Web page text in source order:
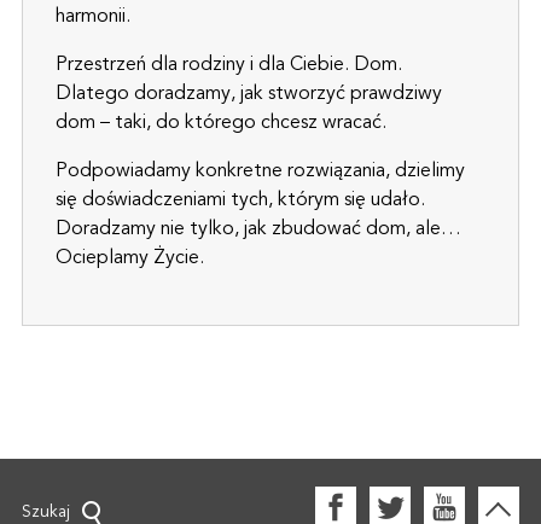
harmonii.
Przestrzeń dla rodziny i dla Ciebie. Dom.
Dlatego doradzamy, jak stworzyć prawdziwy
dom – taki, do którego chcesz wracać.
Podpowiadamy konkretne rozwiązania, dzielimy
się doświadczeniami tych, którym się udało.
Doradzamy nie tylko, jak zbudować dom, ale…
Ocieplamy Życie.
Szukaj